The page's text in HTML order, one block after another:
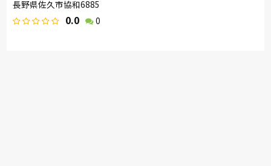
長野県佐久市協和6885
0.0 0